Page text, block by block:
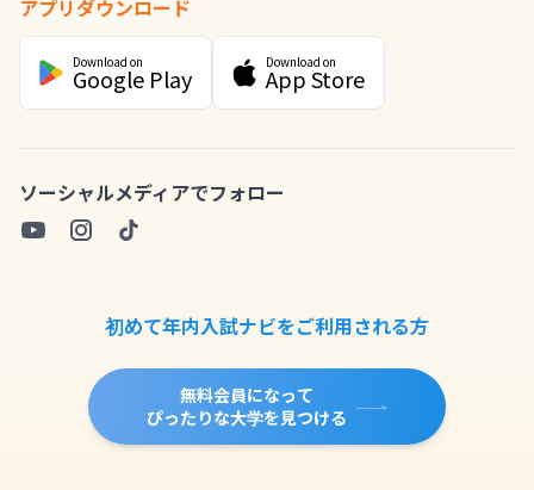
アプリダウンロード
Download on
Google Play
Download on
App Store
ソーシャルメディアでフォロー
初めて年内入試ナビをご利用される方
無料会員になって
ぴったりな大学を見つける